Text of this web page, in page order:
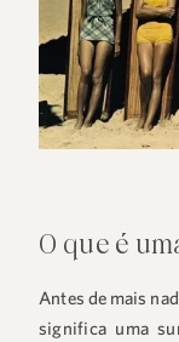
O que é
Antes de mais
significa uma